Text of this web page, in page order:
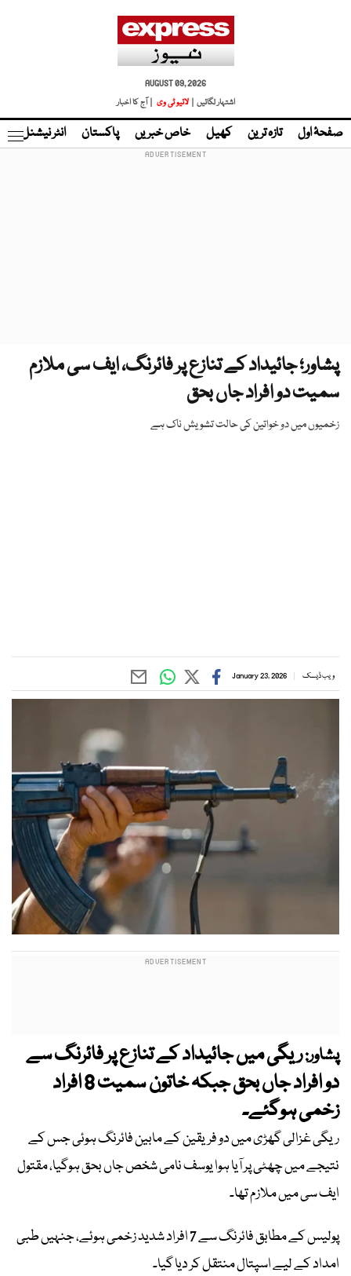
AUGUST 09, 2026
اشتہار لگائیں |
لائیو ٹی وی | آج کا اخبار
صفحۂ اول تازہ ترین کھیل خاص خبریں پاکستان انٹر نیشنل
پشاور؛ جائیداد کے تنازع پر فائرنگ، ایف سی ملازم
سمیت دو افراد جاں بحق
زخمیوں میں دو خواتین کی حالت تشویش ناک ہے
ویب ڈیسک January 23, 2026
پشاور:ریگی میں جائیداد کے تنازع پر فائرنگ سے
دو افراد جاں بحق جبکہ خاتون سمیت 8 افراد
زخمی ہوگئے۔
ریگی غزالی گھڑی میں دو فریقین کے مابین فائرنگ ہوئی جس کے
نتیجے میں چھٹی پر آیا ہوا یوسف نامی شخص جاں بحق ہوگیا، مقتول
ایف سی میں ملازم تھا۔
پولیس کے مطابق فائرنگ سے 7 افراد شدید زخمی ہوئے، جنہیں طبی
امداد کے لیے اسپتال منتقل کر دیا گیا۔